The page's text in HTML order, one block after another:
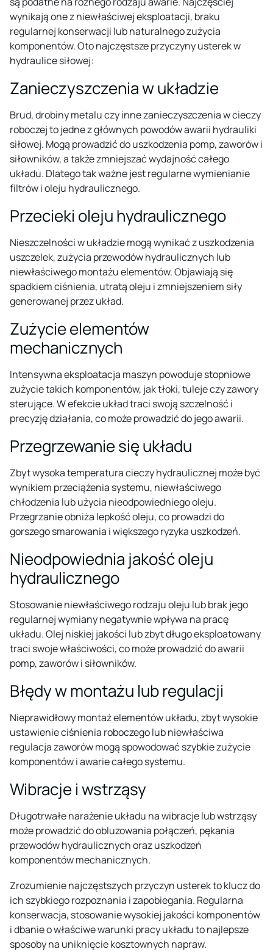
wynikają one z niewłaściwej eksploatacji, braku
regularnej konserwacji lub naturalnego zużycia
komponentów. Oto najczęstsze przyczyny usterek w
hydraulice siłowej:
Zanieczyszczenia w układzie
Brud, drobiny metalu czy inne zanieczyszczenia w cieczy
roboczej to jedne z głównych powodów awarii hydrauliki
siłowej. Mogą prowadzić do uszkodzenia pomp, zaworów i
siłowników, a także zmniejszać wydajność całego
układu. Dlatego tak ważne jest regularne wymienianie
filtrów i oleju hydraulicznego.
Przecieki oleju hydraulicznego
Nieszczelności w układzie mogą wynikać z uszkodzenia
uszczelek, zużycia przewodów hydraulicznych lub
niewłaściwego montażu elementów. Objawiają się
spadkiem ciśnienia, utratą oleju i zmniejszeniem siły
generowanej przez układ.
Zużycie elementów
mechanicznych
Intensywna eksploatacja maszyn powoduje stopniowe
zużycie takich komponentów, jak tłoki, tuleje czy zawory
sterujące. W efekcie układ traci swoją szczelność i
precyzję działania, co może prowadzić do jego awarii.
Przegrzewanie się układu
Zbyt wysoka temperatura cieczy hydraulicznej może być
wynikiem przeciążenia systemu, niewłaściwego
chłodzenia lub użycia nieodpowiedniego oleju.
Przegrzanie obniża lepkość oleju, co prowadzi do
gorszego smarowania i większego ryzyka uszkodzeń.
Nieodpowiednia jakość oleju
hydraulicznego
Stosowanie niewłaściwego rodzaju oleju lub brak jego
regularnej wymiany negatywnie wpływa na pracę
układu. Olej niskiej jakości lub zbyt długo eksploatowany
traci swoje właściwości, co może prowadzić do awarii
pomp, zaworów i siłowników.
Błędy w montażu lub regulacji
Nieprawidłowy montaż elementów układu, zbyt wysokie
ustawienie ciśnienia roboczego lub niewłaściwa
regulacja zaworów mogą spowodować szybkie zużycie
komponentów i awarie całego systemu.
Wibracje i wstrząsy
Długotrwałe narażenie układu na wibracje lub wstrząsy
może prowadzić do obluzowania połączeń, pękania
przewodów hydraulicznych oraz uszkodzeń
komponentów mechanicznych.
Zrozumienie najczęstszych przyczyn usterek to klucz do
ich szybkiego rozpoznania i zapobiegania. Regularna
konserwacja, stosowanie wysokiej jakości komponentów
i dbanie o właściwe warunki pracy układu to najlepsze
sposoby na uniknięcie kosztownych napraw.